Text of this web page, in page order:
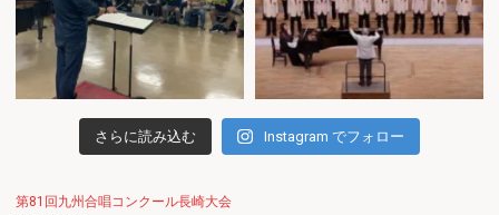
さらに読み込む Instagram でフォロー
第81回九州合唱コンクール長崎大会